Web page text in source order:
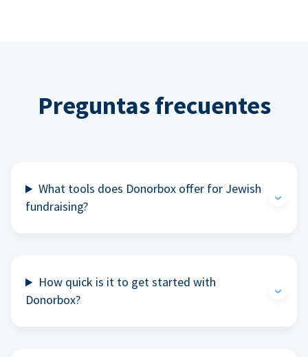
Preguntas frecuentes
What tools does Donorbox offer for Jewish
fundraising?
How quick is it to get started with
Donorbox?